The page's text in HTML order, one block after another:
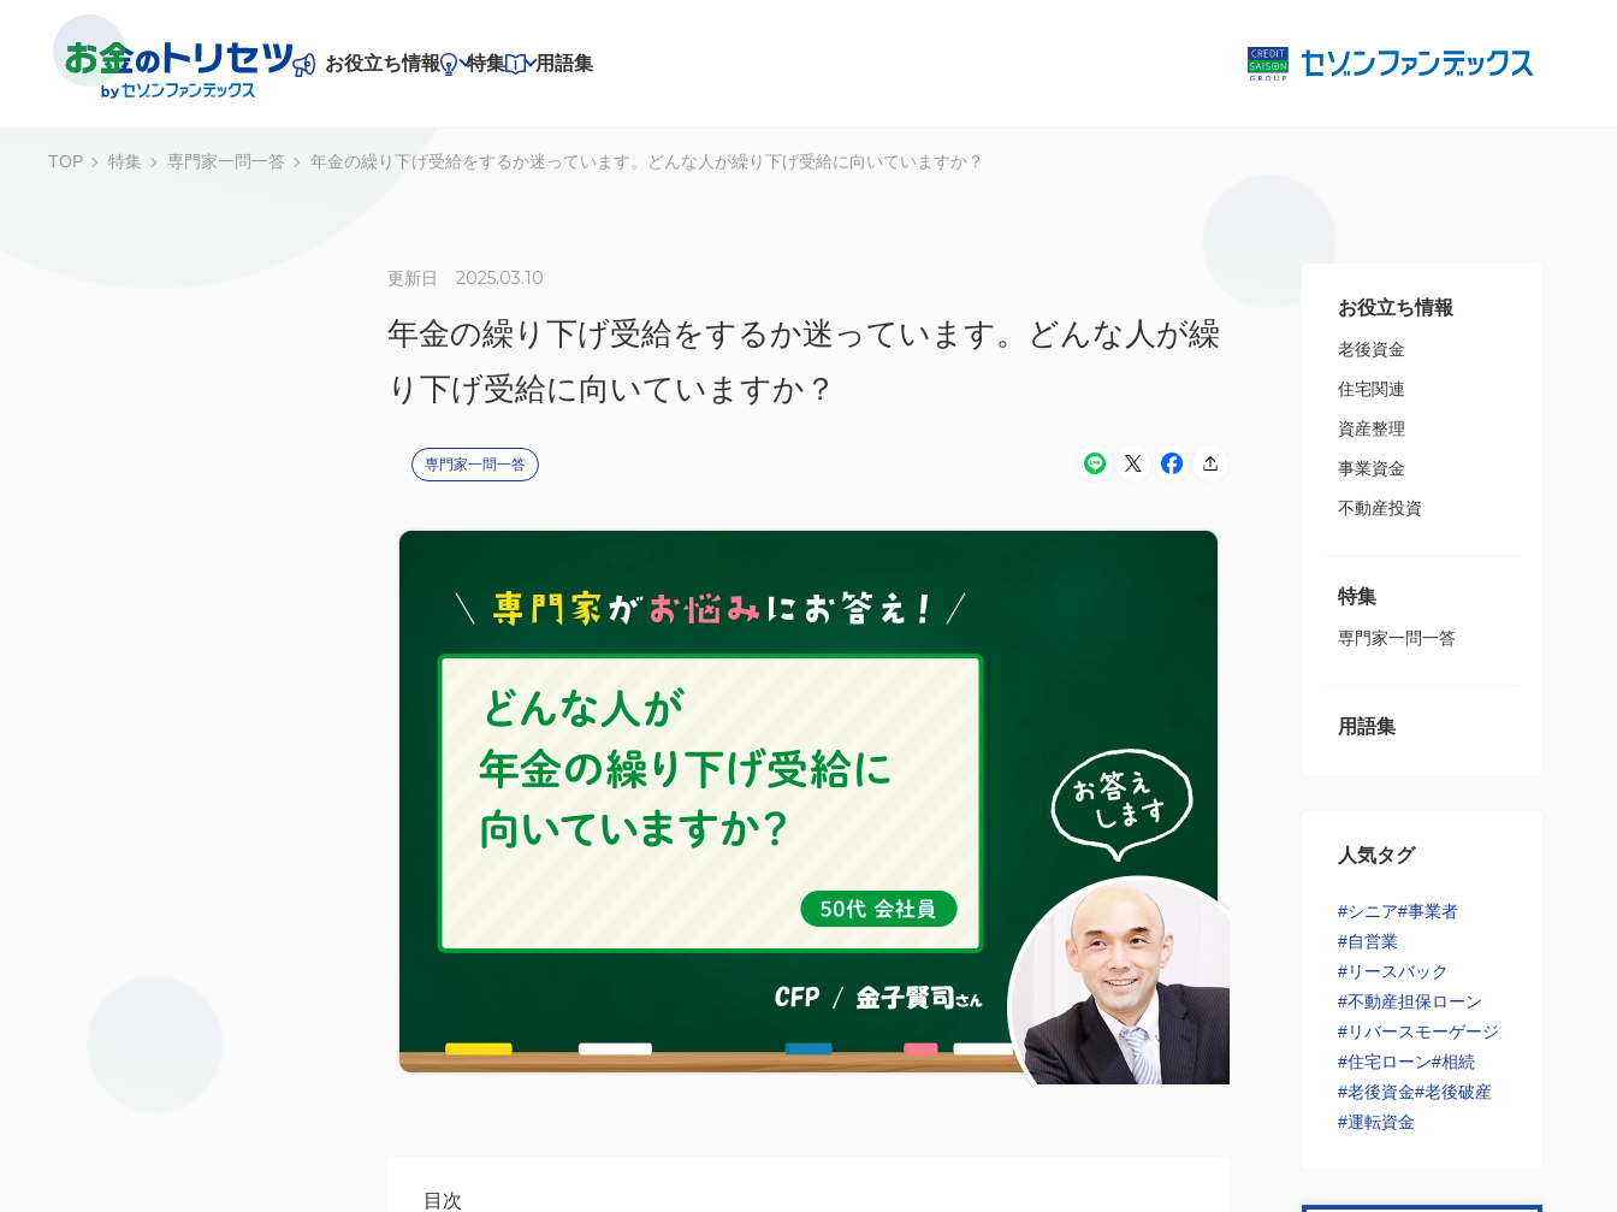
お役立ち情報
不動産投資
特集 用語集
TOP 特集 専門家一問一答 年金の繰り下げ受給をするか迷っています。どんな人が繰り下げ受給に向いていますか？
更新日 2025.03.10
年金の繰り下げ受給をするか迷っています。どんな人が繰
り下げ受給に向いていますか？
専門家一問一答
目次
お役立ち情報
老後資金
住宅関連
資産整理
事業資金
不動産投資
特集
専門家一問一答
用語集
人気タグ
#シニア#事業者
#自営業
#リースバック
#不動産担保ローン
#リバースモーゲージ
#住宅ローン#相続
#老後資金#老後破産
#運転資金